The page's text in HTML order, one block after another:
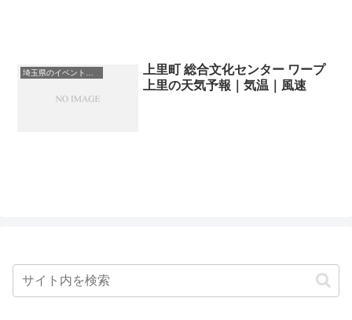
上里町 総合文化センター ワープ
上里の天気予報｜気温｜風速